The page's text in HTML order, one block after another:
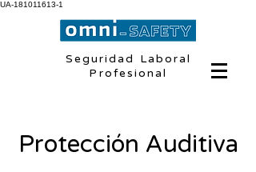
UA-181011613-1
Seguridad Laboral
Profesional
Protección Auditiva